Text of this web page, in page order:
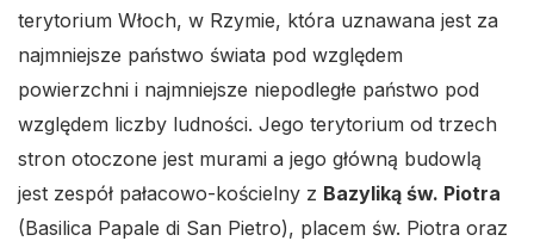
terytorium Włoch, w Rzymie, która uznawana jest za
najmniejsze państwo świata pod względem
powierzchni i najmniejsze niepodległe państwo pod
względem liczby ludności. Jego terytorium od trzech
stron otoczone jest murami a jego główną budowlą
jest zespół pałacowo-kościelny z Bazyliką św. Piotra
(Basilica Papale di San Pietro), placem św. Piotra oraz